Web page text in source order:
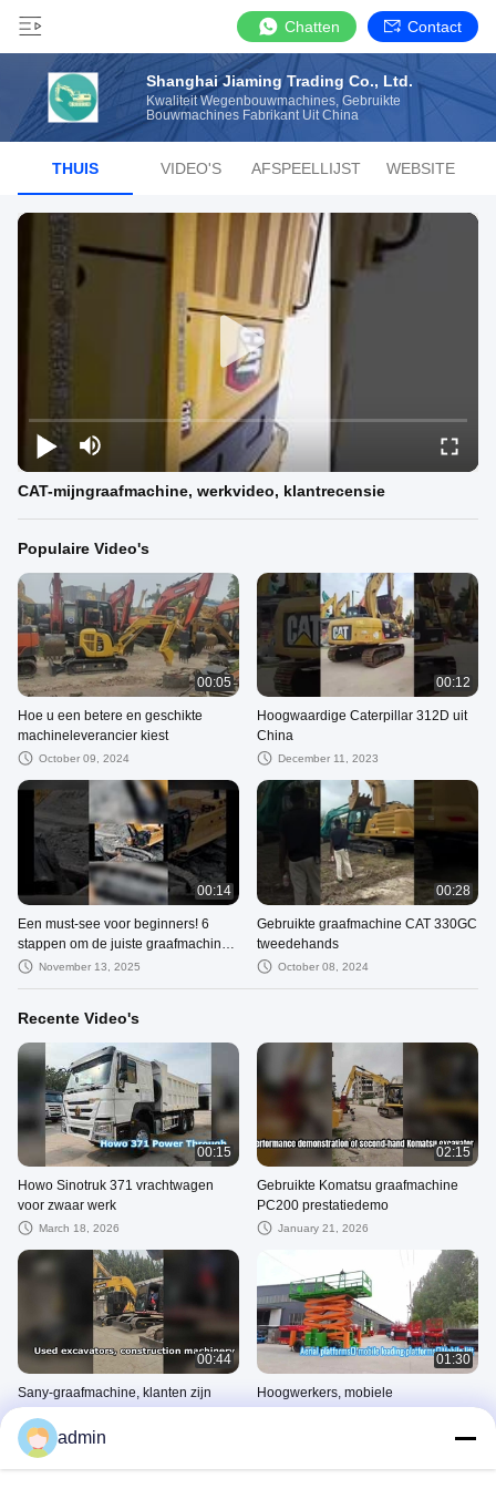
Chatten Contact
Shanghai Jiaming Trading Co., Ltd.
Kwaliteit Wegenbouwmachines, Gebruikte
Bouwmachines Fabrikant Uit China
THUIS VIDEO'S AFSPEELLIJST WEBSITE
CAT-mijngraafmachine, werkvideo, klantrecensie
Populaire Video's
00:05
Hoe u een betere en geschikte
machineleverancier kiest
October 09, 2024
00:12
Hoogwaardige Caterpillar 312D uit
China
December 11, 2023
00:14
Een must-see voor beginners! 6
stappen om de juiste graafmachine
te kiezen, bespaar 100.000 geld!
November 13, 2025
00:28
Gebruikte graafmachine CAT 330GC
tweedehands
October 08, 2024
Recente Video's
00:15
Howo Sinotruk 371 vrachtwagen
voor zwaar werk
March 18, 2026
02:15
Gebruikte Komatsu graafmachine
PC200 prestatiedemo
January 21, 2026
00:44
Sany-graafmachine, klanten zijn
momenteel ter plaatse om de
uitstekende prestaties van de
machine te inspecteren
January 21, 2026
01:30
Hoogwerkers, mobiele
admin